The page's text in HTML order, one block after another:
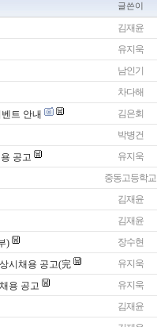
글쓴이
김재윤
유지욱
남인기
차다해
트 안내 김은회
박병건
공고 유지욱
중동고등학교
김재윤
김재윤
) 장수현
시채용 공고(完 유지욱
용 공고 유지욱
김재윤